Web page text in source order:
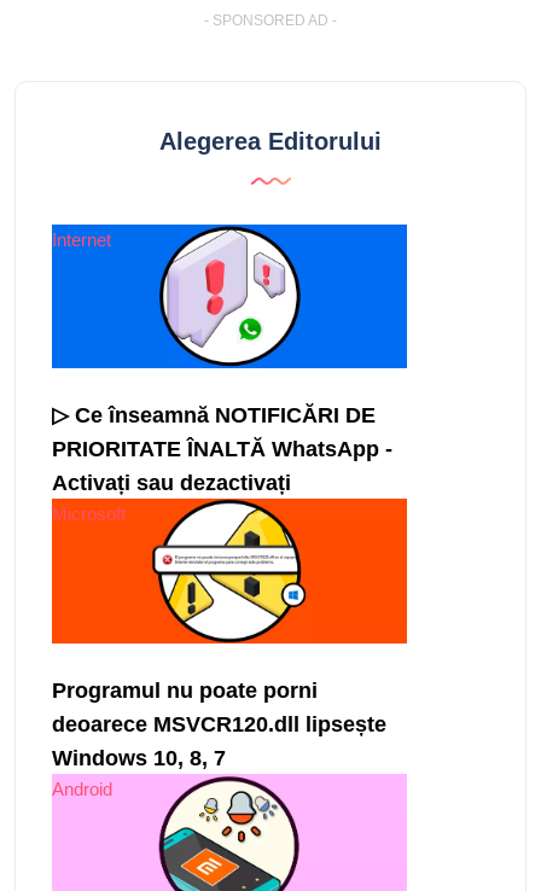
- SPONSORED AD -
Alegerea Editorului
Internet
▷ Ce înseamnă NOTIFICĂRI DE
PRIORITATE ÎNALTĂ WhatsApp -
Activați sau dezactivați
Microsoft
Programul nu poate porni
deoarece MSVCR120.dll lipsește
Windows 10, 8, 7
Android